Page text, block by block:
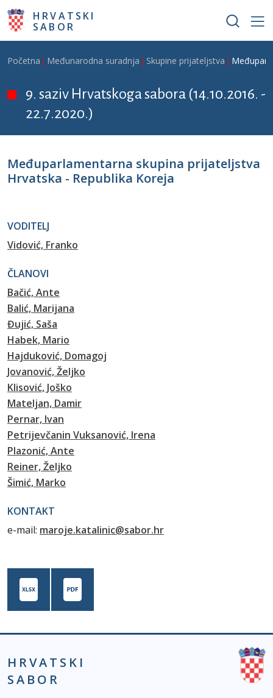
Skoči na glavni sadržaj
HRVATSKI
SABOR
Breadcrumb
Početna Međunarodna suradnja Skupine prijateljstva
9. saziv Hrvatskoga sabora (14.10.2016. -
22.7.2020.)
Međuparlamentarna skupina prijateljstva
Hrvatska - Republika Koreja
VODITELJ
Vidović, Franko
ČLANOVI
Bačić, Ante
Balić, Marijana
Đujić, Saša
Habek, Mario
Hajduković, Domagoj
Jovanović, Željko
Klisović, Joško
Mateljan, Damir
Pernar, Ivan
Petrijevčanin Vuksanović, Irena
Plazonić, Ante
Reiner, Željko
Šimić, Marko
KONTAKT
e-mail: maroje.katalinic@sabor.hr
HRVATSKI
SABOR